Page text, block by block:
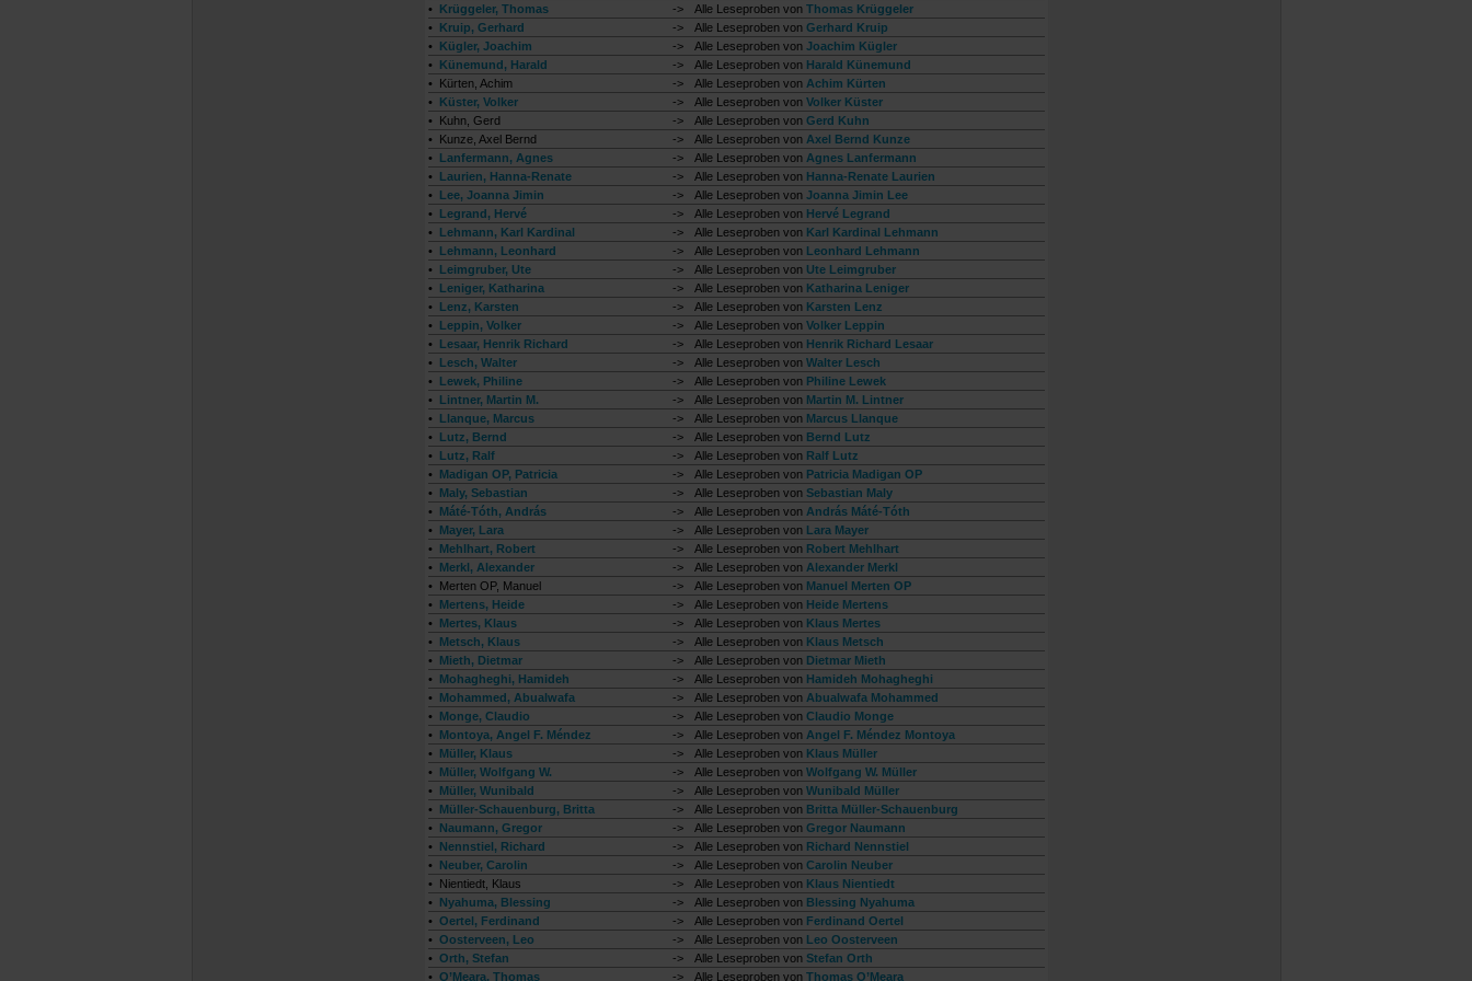
•
Krüggeler, Thomas -> Alle Leseproben von Thomas Krüggeler
•
Kruip, Gerhard -> Alle Leseproben von Gerhard Kruip
•
Kügler, Joachim -> Alle Leseproben von Joachim Kügler
•
Künemund, Harald -> Alle Leseproben von Harald Künemund
•
Kürten, Achim -> Alle Leseproben von Achim Kürten
•
Küster, Volker -> Alle Leseproben von Volker Küster
•
Kuhn, Gerd -> Alle Leseproben von Gerd Kuhn
•
Kunze, Axel Bernd -> Alle Leseproben von Axel Bernd Kunze
•
Lanfermann, Agnes -> Alle Leseproben von Agnes Lanfermann
•
Laurien, Hanna-Renate -> Alle Leseproben von Hanna-Renate Laurien
•
Lee, Joanna Jimin -> Alle Leseproben von Joanna Jimin Lee
•
Legrand, Hervé -> Alle Leseproben von Hervé Legrand
•
Lehmann, Karl Kardinal -> Alle Leseproben von Karl Kardinal Lehmann
•
Lehmann, Leonhard -> Alle Leseproben von Leonhard Lehmann
•
Leimgruber, Ute -> Alle Leseproben von Ute Leimgruber
•
Leniger, Katharina -> Alle Leseproben von Katharina Leniger
•
Lenz, Karsten -> Alle Leseproben von Karsten Lenz
•
Leppin, Volker -> Alle Leseproben von Volker Leppin
•
Lesaar, Henrik Richard -> Alle Leseproben von Henrik Richard Lesaar
•
Lesch, Walter -> Alle Leseproben von Walter Lesch
•
Lewek, Philine -> Alle Leseproben von Philine Lewek
•
Lintner, Martin M. -> Alle Leseproben von Martin M. Lintner
•
Llanque, Marcus -> Alle Leseproben von Marcus Llanque
•
Lutz, Bernd -> Alle Leseproben von Bernd Lutz
•
Lutz, Ralf -> Alle Leseproben von Ralf Lutz
•
Madigan OP, Patricia -> Alle Leseproben von Patricia Madigan OP
•
Maly, Sebastian -> Alle Leseproben von Sebastian Maly
•
Máté-Tóth, András -> Alle Leseproben von András Máté-Tóth
•
Mayer, Lara -> Alle Leseproben von Lara Mayer
•
Mehlhart, Robert -> Alle Leseproben von Robert Mehlhart
•
Merkl, Alexander -> Alle Leseproben von Alexander Merkl
•
Merten OP, Manuel -> Alle Leseproben von Manuel Merten OP
•
Mertens, Heide -> Alle Leseproben von Heide Mertens
•
Mertes, Klaus -> Alle Leseproben von Klaus Mertes
•
Metsch, Klaus -> Alle Leseproben von Klaus Metsch
•
Mieth, Dietmar -> Alle Leseproben von Dietmar Mieth
•
Mohagheghi, Hamideh -> Alle Leseproben von Hamideh Mohagheghi
•
Mohammed, Abualwafa -> Alle Leseproben von Abualwafa Mohammed
•
Monge, Claudio -> Alle Leseproben von Claudio Monge
•
Montoya, Angel F. Méndez -> Alle Leseproben von Angel F. Méndez Montoya
•
Müller, Klaus -> Alle Leseproben von Klaus Müller
•
Müller, Wolfgang W. -> Alle Leseproben von Wolfgang W. Müller
•
Müller, Wunibald -> Alle Leseproben von Wunibald Müller
•
Müller-Schauenburg, Britta -> Alle Leseproben von Britta Müller-Schauenburg
•
Naumann, Gregor -> Alle Leseproben von Gregor Naumann
•
Nennstiel, Richard -> Alle Leseproben von Richard Nennstiel
•
Neuber, Carolin -> Alle Leseproben von Carolin Neuber
•
Nientiedt, Klaus -> Alle Leseproben von Klaus Nientiedt
•
Nyahuma, Blessing -> Alle Leseproben von Blessing Nyahuma
• Oertel, Ferdinand -> Alle Leseproben von Ferdinand Oertel
• Oosterveen, Leo -> Alle Leseproben von Leo Oosterveen
• Orth, Stefan -> Alle Leseproben von Stefan Orth
• O’Meara, Thomas -> Alle Leseproben von Thomas O’Meara